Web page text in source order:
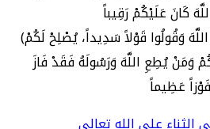
(يَا أَيُّهَا الَّذِينَ آمَنُوا اتَّقُوا اللَّهَ وَقُولُوا قَوْلاً سَدِيداً، يُصْلِحْ لَكُمْ
وَمَنْ يُطِعِ اللَّهَ وَرَسُولَهُ فَقَدْ فَازَ
على الله تعالى